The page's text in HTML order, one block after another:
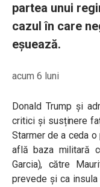
partea unui
cazul în care
eșuează.
acum 6 luni
Donald Trump și
critici și susținere
Starmer de a ceda
află baza militară
Garcia), către
prevede și ca